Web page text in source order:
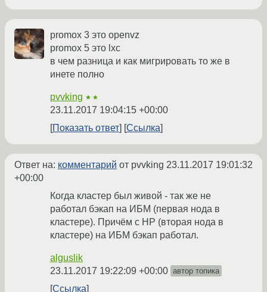
promox 3 это openvz
promox 5 это lxc
в чем разница и как мигрировать то же в
инете полно
pvvking ★★
23.11.2017 19:04:15 +00:00
Показать ответ
Ссылка
Ответ на: комментарий от pvvking 23.11.2017 19:01:32
+00:00
Когда кластер был живой - так же не
работал бэкап на ИБМ (первая нода в
кластере). Причём с НР (вторая нода в
кластере) на ИБМ бэкап работал.
alguslik
23.11.2017 19:22:09 +00:00 автор топика
Ссылка